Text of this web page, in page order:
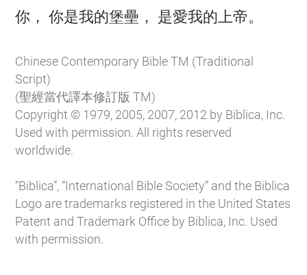
你， 你是我的堡壘， 是愛我的上帝。
Chinese Contemporary Bible TM (Traditional
Script)
(聖經當代譯本修訂版 TM)
Copyright © 1979, 2005, 2007, 2012 by Biblica, Inc.
Used with permission. All rights reserved
worldwide.
“Biblica”, “International Bible Society” and the Biblica
Logo are trademarks registered in the United States
Patent and Trademark Office by Biblica, Inc. Used
with permission.